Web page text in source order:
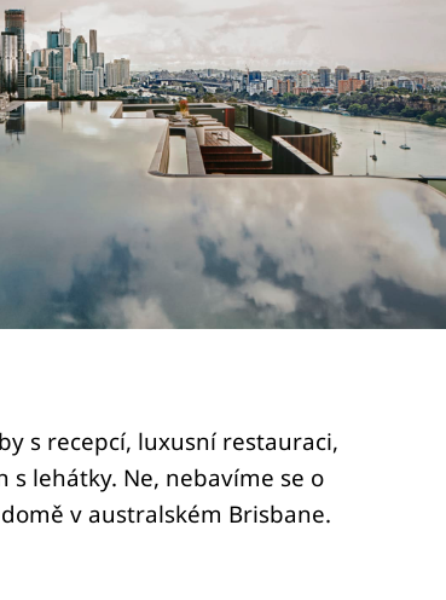
s recepcí, luxusní restauraci,
s lehátky. Ne, nebavíme se o
v australském Brisbane.